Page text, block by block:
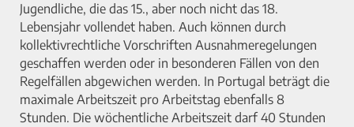
Jugendliche, die das 15., aber noch nicht das 18.
Lebensjahr vollendet haben. Auch können durch
kollektivrechtliche Vorschriften Ausnahmeregelungen
geschaffen werden oder in besonderen Fällen von den
Regelfällen abgewichen werden. In Portugal beträgt die
maximale Arbeitszeit pro Arbeitstag ebenfalls 8
Stunden. Die wöchentliche Arbeitszeit darf 40 Stunden